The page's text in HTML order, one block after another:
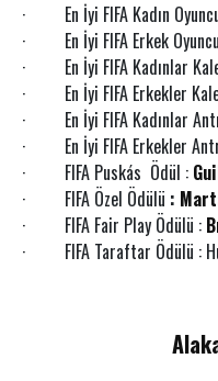
· En İyi FIFA Kadın
· En İyi FIFA Erkek
· En İyi FIFA Kadınlar
· En İyi FIFA Erkekler
· En İyi FIFA Kadınlar
· En İyi FIFA Erkekler
· FIFA Puskás Ödül :
· FIFA Özel Ödülü :
· FIFA Fair Play Ödülü :
· FIFA Taraftar Ödülü :